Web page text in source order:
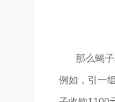
那么蝎子
例如，引一